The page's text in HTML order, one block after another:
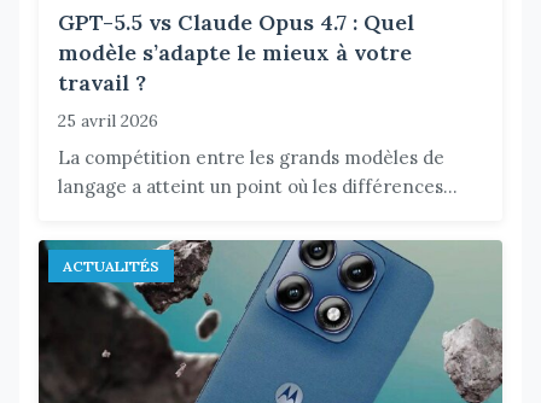
GPT-5.5 vs Claude Opus 4.7 : Quel
modèle s’adapte le mieux à votre
travail ?
25 avril 2026
La compétition entre les grands modèles de
langage a atteint un point où les différences...
ACTUALITÉS